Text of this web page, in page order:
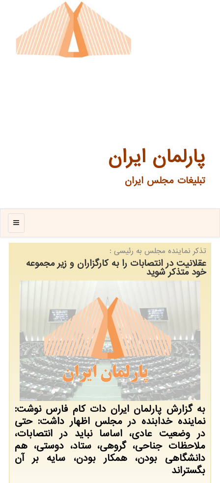
پارلمان ایران
تبلیغات مجلس ایران
منو
تذكر نماینده مجلس به رئیسی :
عقلانیت در انتصابات را به کارگزاران و زیر مجموعه
خود متذکر شوید
به گزارش پارلمان ایران دات کام فارس نوشت:
نماینده خدابنده در مجلس اظهار داشت: حتی
در وضعیت عادی، اساسا نباید در انتصابات،
ملاحظات جناحی، گروهی، ستاد، دوستی، هم
دانشگاهی بودن، همکار بودن، سایه بر آن
بگستراند